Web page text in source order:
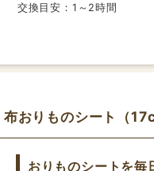
交換目安：1～2時間
布おりものシート（
おりものシートを毎